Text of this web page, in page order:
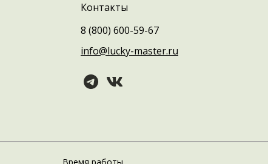
Контакты
8 (800) 600-59-67
info@lucky-master.ru